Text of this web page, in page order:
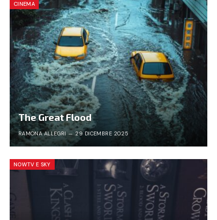
CINEMA
The Great Flood
RAMONA ALLEGRI 29 DICEMBRE 2025
NOWTV E SKY